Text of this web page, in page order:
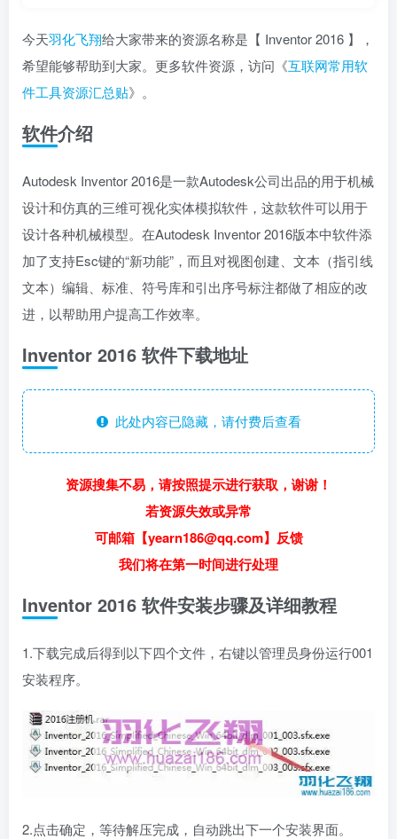
今天羽化飞翔给大家带来的资源名称是【 Inventor 2016 】，
希望能够帮助到大家。更多软件资源，访问《互联网常用软
件工具资源汇总贴》。
软件介绍
Autodesk Inventor 2016是一款Autodesk公司出品的用于机械
设计和仿真的三维可视化实体模拟软件，这款软件可以用于
设计各种机械模型。在Autodesk Inventor 2016版本中软件添
加了支持Esc键的“新功能”，而且对视图创建、文本（指引线
文本）编辑、标准、符号库和引出序号标注都做了相应的改
进，以帮助用户提高工作效率。
Inventor 2016 软件下载地址
此处内容已隐藏，请付费后查看
资源搜集不易，请按照提示进行获取，谢谢！
若资源失效或异常
可邮箱【yearn186@qq.com】反馈
我们将在第一时间进行处理
Inventor 2016 软件安装步骤及详细教程
1.下载完成后得到以下四个文件，右键以管理员身份运行001
安装程序。
2.点击确定，等待解压完成，自动跳出下一个安装界面。